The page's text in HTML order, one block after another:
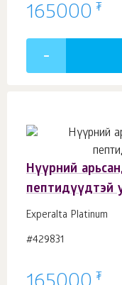
165000 ₮
Нүүрний
пептидүүдтэй
Experalta Platinum
#429831
₮